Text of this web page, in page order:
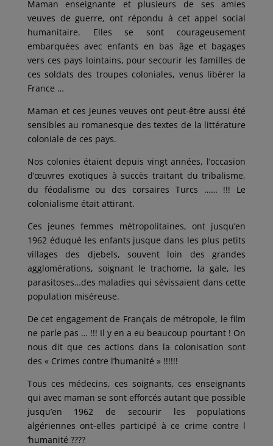
Maman enseignante et plusieurs de ses amies
veuves de guerre, ont répondu à cet appel social
humanitaire. Elles se sont courageusement
embarquées avec enfants en bas âge et bagages
vers ces pays lointains, pour secourir les familles de
ces soldats des troupes coloniales, venus libérer la
France …
Maman et ces jeunes veuves ont peut-être aussi été
sensibles au romanesque des textes de la littérature
coloniale de ces pays.
Nos colonies étaient depuis vingt années, l’occasion
d’œuvres exotiques à succès traitant du tribalisme,
du féodalisme ou des corsaires Turcs …… !!! Le
colonialisme était attirant.
Ces jeunes femmes métropolitaines, ont jusqu’en
1962 éduqué les enfants jusque dans les plus petits
villages des djebels, souvent loin des grandes
agglomérations, soignant le trachome, la gale, les
parasitoses…des maladies qui sévissaient dans cette
population miséreuse.
De cet engagement de Français de métropole, le film
ne parle pas … !!! Il y en a eu beaucoup pourtant ! On
nous dit que ces actions dans la colonisation sont
des « Crimes contre l’humanité » !!!!!!
Tous ces médecins, ces soignants, ces enseignants
qui avec maman se sont efforcés autant que possible
jusqu’en 1962 de secourir les populations
algériennes ont-elles participé à ce crime contre l
‘humanité ????